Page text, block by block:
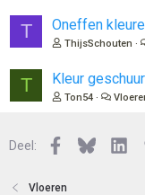
T Oneffen
ThijsSchouten
T Kleur
Ton54
Deel: Facebook
Bluesky
Vloeren